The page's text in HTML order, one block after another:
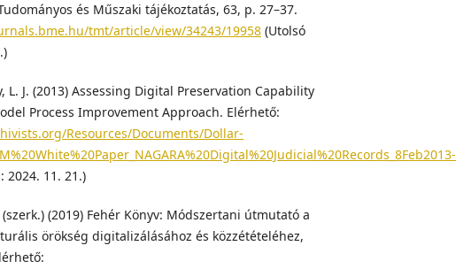
és Műszaki tájékoztatás, 63, p. 27–37.
tmt/article/view/34243/19958 (Utolsó
L. J. (2013) Assessing Digital Preservation Capability
Process Improvement Approach. Elérhető:
Resources/Documents/Dollar-
2024. 11. 21.)
(2019) Fehér Könyv: Módszertani útmutató a
örökség digitalizálásához és közzétételéhez,